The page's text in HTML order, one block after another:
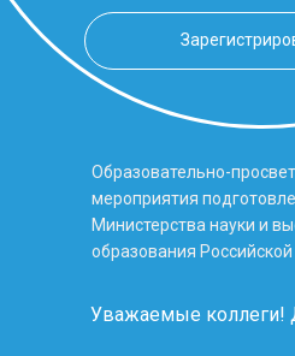
Уважаемые коллеги!
Образова тельно-
мероприятия
Министерства науки и
образования